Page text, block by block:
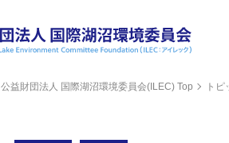
公益財団法人 国際湖沼環境委員会(ILEC) Top トピ